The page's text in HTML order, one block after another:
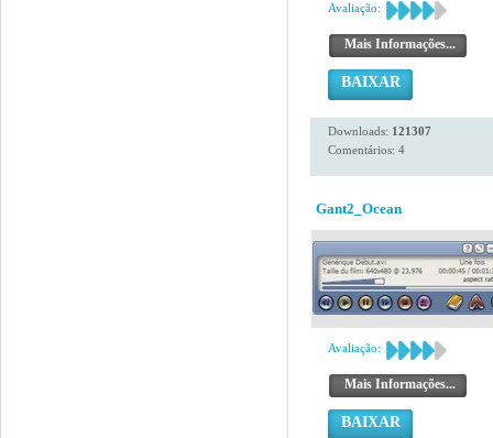
Avaliação:
Mais Informações...
BAIXAR
Downloads: 121307
Comentários: 4
Gant2_Ocean
Avaliação:
Mais Informações...
BAIXAR